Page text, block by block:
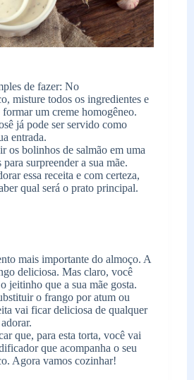
de fazer: No
misture todos os ingredientes e
um creme homogêneo.
já pode ser servido como
entrada.
os bolinhos de salmão em uma
surpreender a sua mãe.
essa receita e com certeza,
qual será o prato principal.
mais importante do almoço. A
deliciosa. Mas claro, você
jeitinho que a sua mãe gosta.
o frango por atum ou
vai ficar deliciosa de qualquer
que, para esta torta, você vai
que acompanha o seu
Agora vamos cozinhar!